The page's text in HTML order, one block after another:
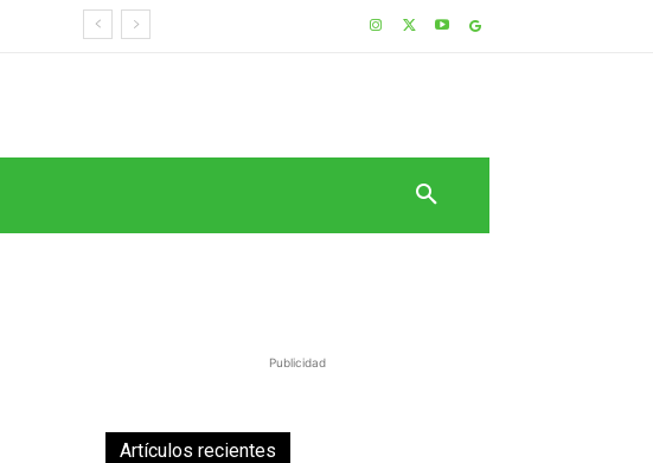
Publicidad
Artículos recientes